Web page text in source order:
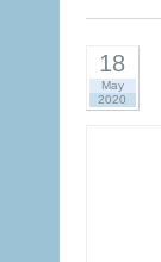
18
May
2020